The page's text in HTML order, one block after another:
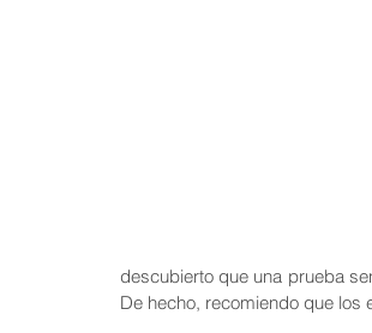
descubierto que una prueba
De hecho, recomiendo que los